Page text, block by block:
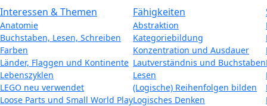
Interessen & Themen
Anatomie
Buchstaben, Lesen, Schreiben
Farben
Länder, Flaggen und Kontinente
Lebenszyklen
LEGO neu verwendet
Loose Parts und Small World Play
Fähigkeiten
Abstraktion
Kategoriebildung
Konzentration und Ausdauer
Lautverständnis und Buchstaben
Lesen
(Logische) Reihenfolgen bilden
Logisches Denken